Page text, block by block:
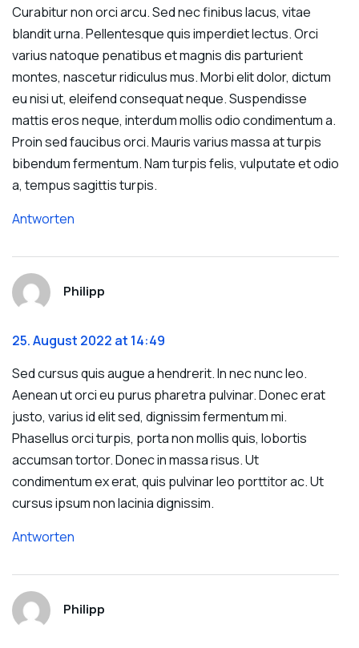
Curabitur non orci arcu. Sed nec finibus lacus, vitae
blandit urna. Pellentesque quis imperdiet lectus. Orci
varius natoque penatibus et magnis dis parturient
montes, nascetur ridiculus mus. Morbi elit dolor, dictum
eu nisi ut, eleifend consequat neque. Suspendisse
mattis eros neque, interdum mollis odio condimentum a.
Proin sed faucibus orci. Mauris varius massa at turpis
bibendum fermentum. Nam turpis felis, vulputate et odio
a, tempus sagittis turpis.
Antworten
Philipp
25. August 2022 at 14:49
Sed cursus quis augue a hendrerit. In nec nunc leo.
Aenean ut orci eu purus pharetra pulvinar. Donec erat
justo, varius id elit sed, dignissim fermentum mi.
Phasellus orci turpis, porta non mollis quis, lobortis
accumsan tortor. Donec in massa risus. Ut
condimentum ex erat, quis pulvinar leo porttitor ac. Ut
cursus ipsum non lacinia dignissim.
Antworten
Philipp